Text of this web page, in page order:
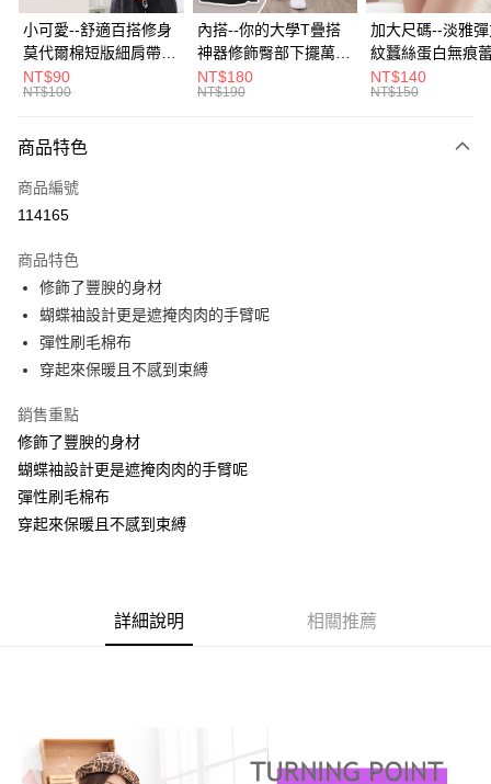
悠遊付
Google Pay
全盈+PAY
大哥付你分期
【大哥付你分期使用說明】
1.本服務由台灣大哥大提供，台灣大哥大用戶可立即使用無須另外申請。
流程，驗證手機門號後，選擇欲分期的期數、繳款截止日，確認付款後即完
成交易。
3.實際核准額度、可分期數及費用金額請依後續交易確認頁面所載為準。
4.訂單成立30分鐘內，如未前往確認交易或遇審核未通過，訂單將自動取
法說明評估內容。
【繳款方式說明】
醒簡訊。
帳／街口支付／iPASS MONEY」等通路繳費。
【注意事項】
1.本服務係由「台灣大哥大股份有限公司」（以下簡稱本公司）所提供，讓
用戶於交易時，得透過本服務購買商品或服務，並由商店將買賣／分期付款
3.完整用戶服務條款，請詳閱以下連結：
https://oppay.tw/userRule
AFTEE先享後付
【關於「AFTEE先享後付」】
AFTEE先享後付是「在收到商品之後才付款」的支付方式。 讓您購物簡單
便利好安心！
１．簡單：不需註冊會員、不需綁卡、不需儲值。
２．便利：只要手機號碼，簡訊認證，即可結帳。
３．安心：先確認商品／服務後，再付款。
１．於結帳方式選擇「AFTEE先享後付」後，將跳轉至「AFTEE先享後付」
結帳頁面，進行簡訊認證並確認金額後，即可完成結帳。
３．收到繳費通知簡訊後14天內，點擊此簡訊中的連結，可透過四大超商／
ATM／網路銀行／等多元方式進行付款，方視為交易完成。
※ 請注意：結帳手續完成當下不需立刻繳費，但若您需要取消訂單，請聯絡
購買商品的店家。未經商家同意取消之訂單仍視為有效，需透過AFTEE先享
客戶支援中心」https://netprotections.freshdesk.com/support/home
https://aftee.tw/terms/#terms3
３．未成年的使用者請事先徵得法定代理人或監護人之同意方可使用
ATM付款
全家取貨付款
付款後全家取貨
每筆NT$70，滿NT$699(含以上)免運費
7-11取貨付款
每筆NT$70，滿NT$799(含以上)免運費
小可愛--舒適百搭修身
莫代爾棉短版細肩帶素
色背心(白.黑.灰L-2L)-
U582眼圈熊中大尺碼
NT$90
NT$100
內搭--你的大學T疊搭
神器修飾臀部下擺萬用
內搭裙/遮臀裙(黑2L-
6L)-Q155眼圈熊中大
NT$180
NT$190
加大尺碼--淡雅
紋蠶絲蛋白無痕
角內褲(白.粉.藍.
3L)-L28眼圈熊中
NT$140
NT$150
商品特色
商品編號
114165
商品特色
修飾了豐腴的身材
蝴蝶袖設計更是遮掩肉肉的手臂呢
彈性刷毛棉布
穿起來保暖且不感到束縛
銷售重點
修飾了豐腴的身材
蝴蝶袖設計更是遮掩肉肉的手臂呢
彈性刷毛棉布
穿起來保暖且不感到束縛
詳細說明 相關推薦